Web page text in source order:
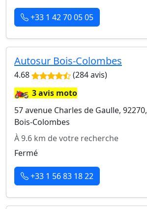
+33 1 42 70 05 05
Autosur Bois-Colombes
4.68 (284 avis)
🏍️3 avis moto
57 avenue Charles de Gaulle, 92270,
Bois-Colombes
À 9.6 km de votre recherche
Fermé
+33 1 56 83 18 22